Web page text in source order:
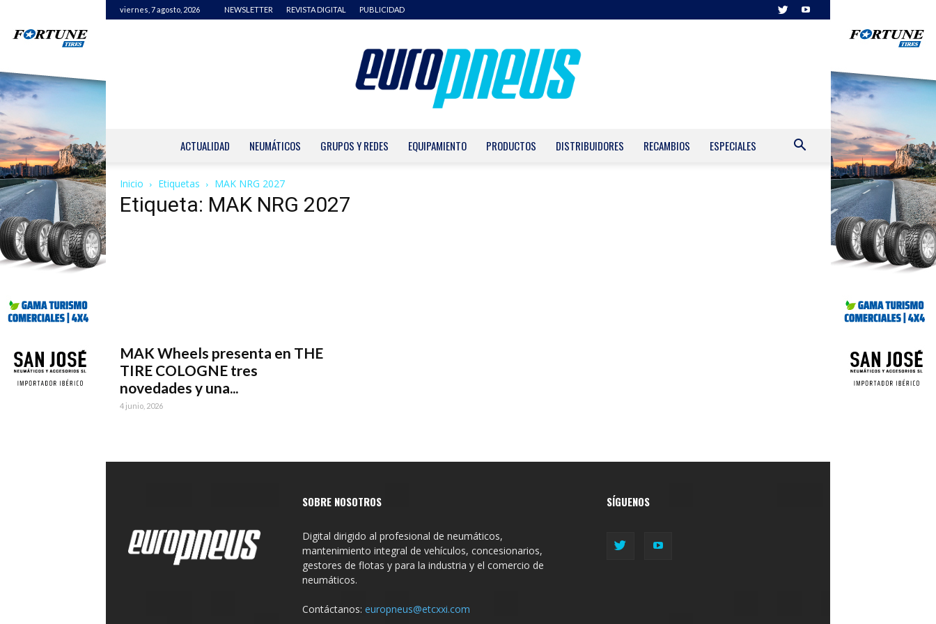
viernes, 7 agosto, 2026 NEWSLETTER REVISTA DIGITAL PUBLICIDAD
ACTUALIDAD NEUMÁTICOS GRUPOS Y REDES EQUIPAMIENTO PRODUCTOS DISTRIBUIDORES RECAMBIOS ESPECIALES
Inicio Etiquetas MAK NRG 2027
Etiqueta: MAK NRG 2027
MAK Wheels presenta en THE
TIRE COLOGNE tres
novedades y una...
4 junio, 2026
SOBRE NOSOTROS
Digital dirigido al profesional de neumáticos,
mantenimiento integral de vehículos, concesionarios,
gestores de flotas y para la industria y el comercio de
neumáticos.
Contáctanos: europneus@etcxxi.com
SÍGUENOS